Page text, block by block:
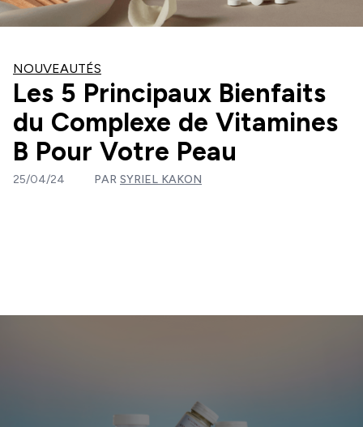
NOUVEAUTÉS
Les 5 Principaux Bienfaits
du Complexe de Vitamines
B Pour Votre Peau
25/04/24 PAR SYRIEL KAKON